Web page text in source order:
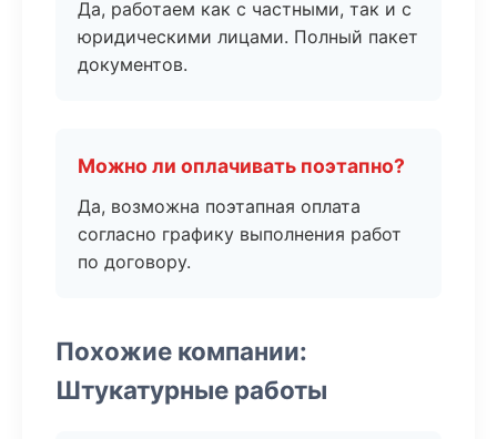
Да, работаем как с частными, так и с
юридическими лицами. Полный пакет
документов.
Можно ли оплачивать поэтапно?
Да, возможна поэтапная оплата
согласно графику выполнения работ
по договору.
Похожие компании:
Штукатурные работы